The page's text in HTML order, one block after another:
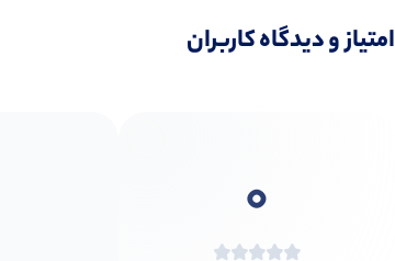
امتیاز و دیدگاه کاربران
0